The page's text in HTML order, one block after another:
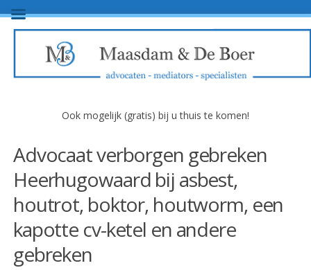
Ook mogelijk (gratis) bij u thuis te komen!
Advocaat verborgen gebreken
Heerhugowaard bij asbest,
houtrot, boktor, houtworm, een
kapotte cv-ketel en andere
gebreken